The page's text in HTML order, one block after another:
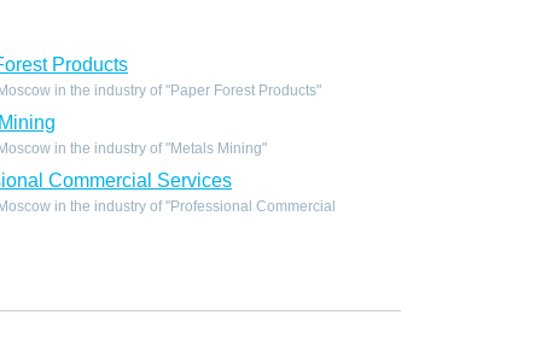
Products
in the industry of "Paper Forest Products"
in the industry of "Metals Mining"
Commercial Services
in the industry of "Professional Commercial